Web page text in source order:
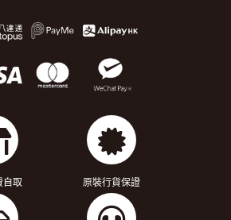
自取 原裝行貨保證